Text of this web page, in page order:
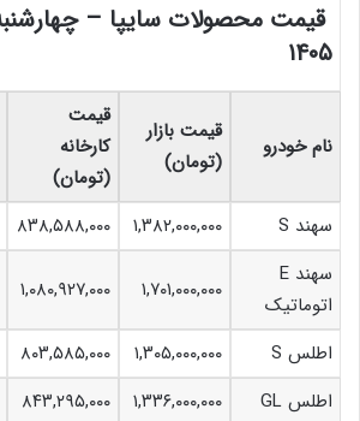
۱۴۰۵
نام خودرو
قیمت بازار
(تومان)
قیمت
کارخانه
(تومان)
سهند S ۱,۳۸۲,۰۰۰,۰۰۰ ۸۳۸,۵۸۸,۰۰۰
سهند E
اتوماتیک
۱,۷۰۱,۰۰۰,۰۰۰ ۱,۰۸۰,۹۲۷,۰۰۰
اطلس S ۱,۳۰۵,۰۰۰,۰۰۰ ۸۰۳,۵۸۵,۰۰۰
اطلس GL
۱,۳۳۶,۰۰۰,۰۰۰ ۸۴۳,۲۹۵,۰۰۰